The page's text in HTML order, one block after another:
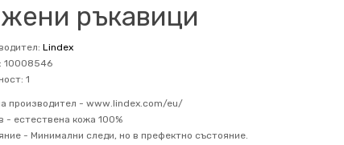
ръкавици
Lindex
10008546
1
производител - www.lindex.com/eu/
- естествена кожа 100%
- Минимални следи, но в префектно състояние.